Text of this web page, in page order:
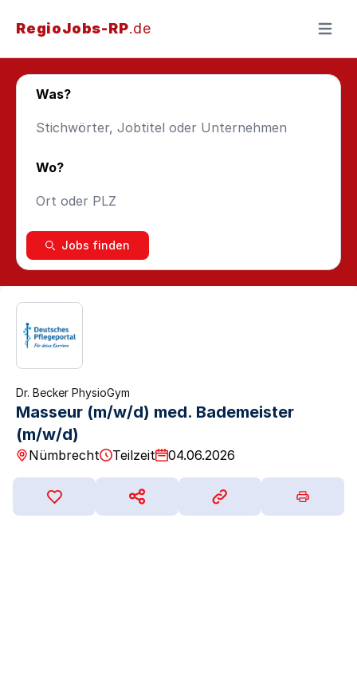
RegioJobs-RP.de Menü
Was?
Wo?
Jobs finden
Dr. Becker PhysioGym
Masseur (m/w/d) med. Bademeister
(m/w/d)
Nümbrecht Teilzeit 04.06.2026